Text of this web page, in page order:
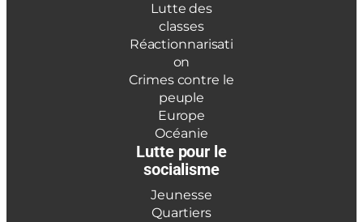
Lutte des
classes
Réactionnarisati
on
Crimes contre le
peuple
Europe
Océanie
Lutte pour le
socialisme
Jeunesse
Quartiers